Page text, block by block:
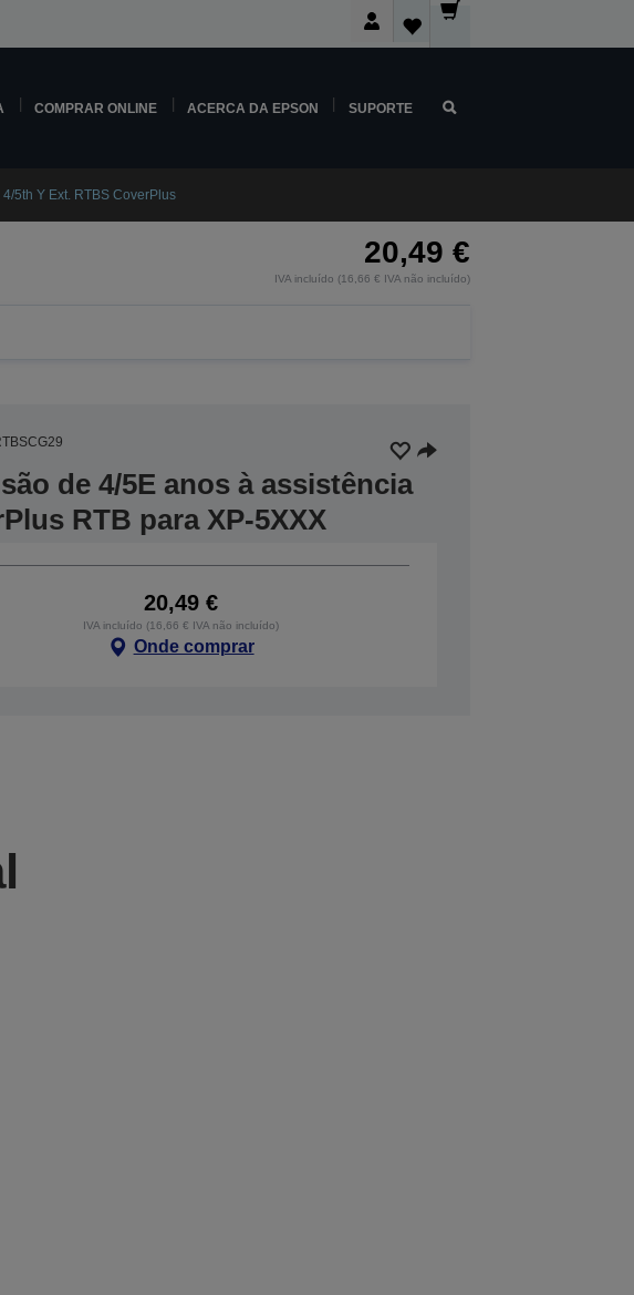
COMPRAR ONLINE ACERCA DA EPSON SUPORTE
5th Y Ext. RTBS CoverPlus
20,49 €
IVA incluído (16,66 € IVA não incluído)
de 4/5E anos à assistência
RTB para XP-5XXX
20,49 €
IVA incluído (16,66 € IVA não incluído)
Onde comprar